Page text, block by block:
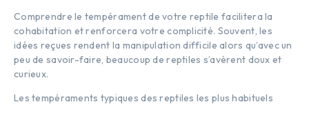
Comprendre le tempérament de votre reptile facilitera la
cohabitation et renforcera votre complicité. Souvent, les
idées reçues rendent la manipulation difficile alors qu’avec un
peu de savoir-faire, beaucoup de reptiles s’avèrent doux et
curieux.
Les tempéraments typiques des reptiles les plus habituels